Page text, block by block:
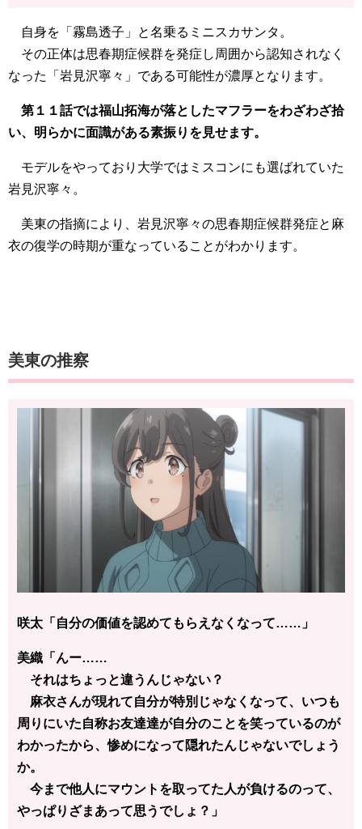
自身を「霧島透子」と名乗るミニスカサンタ。
その正体は思春期症候群を発症し周囲から認知されなく
なった「岩見沢寧々」である可能性が濃厚となります。
第１１話では福山拓海が落としたマフラーをわざわざ拾
い、明らかに面識がある素振りを見せます。
モデルをやっており大学ではミスコンにも選ばれていた
岩見沢寧々。
美東の指摘により、岩見沢寧々の思春期症候群発症と麻
衣の復学の時期が重なっていることがわかります。
美東の推察
咲太「自分の価値を認めてもらえなくなって……」
美織「んー……
それはちょっと違うんじゃない？
麻衣さんが現れて自分が特別じゃなくなって、いつも
周りにいた自称お友達達が自分のことを笑っているのが
わかったから、惨めになって隠れたんじゃないでしょう
か。
今まで他人にマウントを取ってた人が負けるのって、
やっぱりざまあって思うでしょ？」